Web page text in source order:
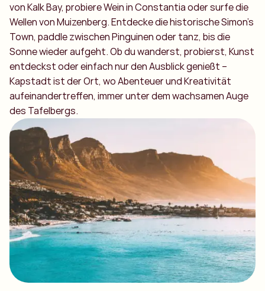
von Kalk Bay, probiere Wein in Constantia oder surfe die
Wellen von Muizenberg. Entdecke die historische Simon’s
Town, paddle zwischen Pinguinen oder tanz, bis die
Sonne wieder aufgeht. Ob du wanderst, probierst, Kunst
entdeckst oder einfach nur den Ausblick genießt –
Kapstadt ist der Ort, wo Abenteuer und Kreativität
aufeinandertreffen, immer unter dem wachsamen Auge
des Tafelbergs.